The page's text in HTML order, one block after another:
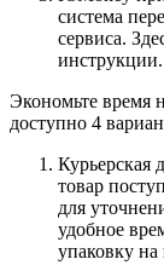
система
сервиса.
инструкции.
Экономьте время
доступно 4
Курьерская
товар
для
удобное
упаковку на